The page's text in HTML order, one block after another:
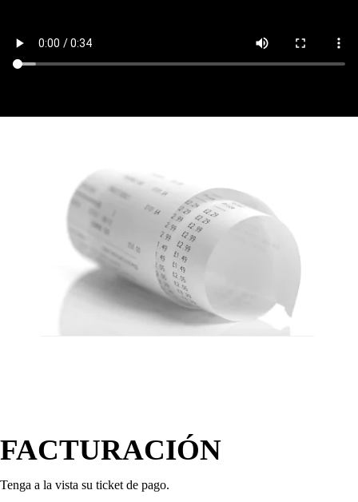
FACTURACIÓN
Tenga a la vista su ticket de pago.